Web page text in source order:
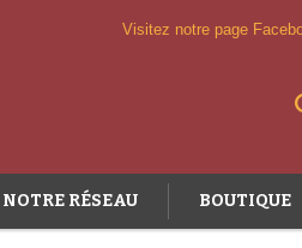
Visitez notre page
NOTRE RÉSEAU BOUTIQUE